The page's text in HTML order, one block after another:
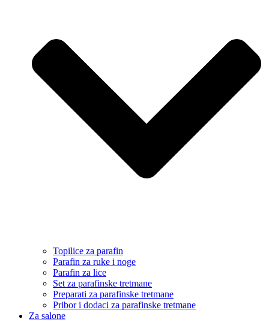
Topilice za parafin
Parafin za ruke i noge
Parafin za lice
Set za parafinske tretmane
Preparati za parafinske tretmane
Pribor i dodaci za parafinske tretmane
Za salone